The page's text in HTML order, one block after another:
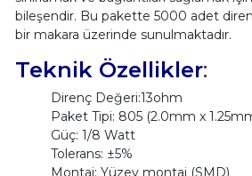
bileşendir. Bu pakette 5000 adet
bir makara üzerinde sunulmaktadır.
Teknik Özellikler:
Direnç Değeri:13ohm
Paket Tipi: 805 (2.0mm x
Güç: 1/8 Watt
Tolerans: ±5%
Montaj: Yüzey montaj (SMD)